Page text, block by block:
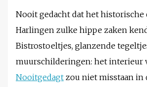
Nooit gedacht dat het historische
Harlingen zulke hippe zaken
Bistrostoeltjes, glanzende
muurschilderingen: het interieur
Nooitgedagt zou niet misstaan in